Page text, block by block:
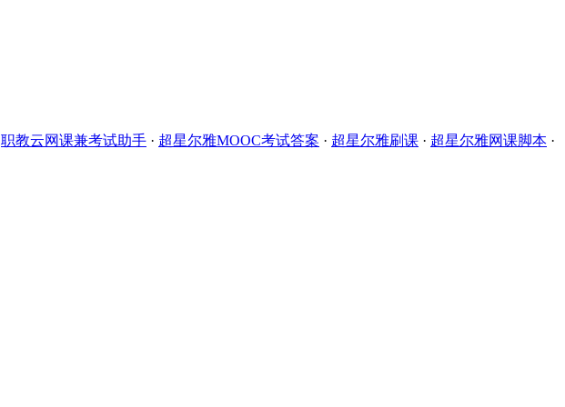
职教云网课兼考试助手 · 超星尔雅MOOC考试答案 · 超星尔雅刷课 · 超星尔雅网课脚本 ·